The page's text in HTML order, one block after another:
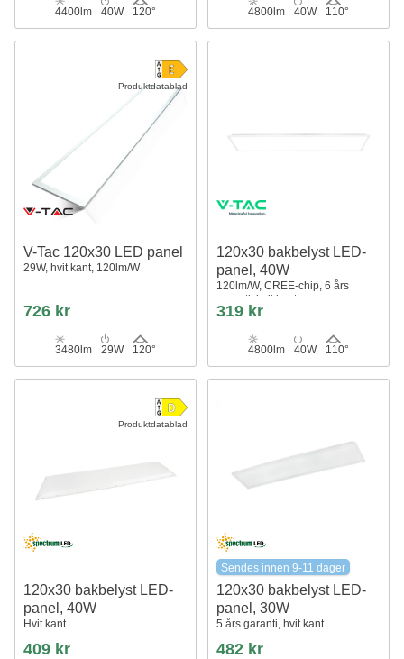
4400lm 40W 120° 4800lm 40W 110°
Produktdatablad
V-Tac 120x30 LED panel
29W, hvit kant, 120lm/W
726 kr
3480lm 29W 120°
120x30 bakbelyst LED-
panel, 40W
120lm/W, CREE-chip, 6 års
garanti, hvit kant
319 kr
4800lm 40W 110°
Produktdatablad
120x30 bakbelyst LED-
panel, 40W
Hvit kant
409 kr
Sendes innen 9-11 dager
120x30 bakbelyst LED-
panel, 30W
5 års garanti, hvit kant
482 kr